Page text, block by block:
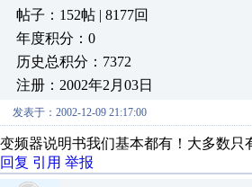
帖子：152帖 | 8177回
年度积分：0
历史总积分：7372
注册：2002年2月03日
发表于：2002-12-09 21:17:00
变频器说明书我们基本都有！大多数
回复 引用 举报